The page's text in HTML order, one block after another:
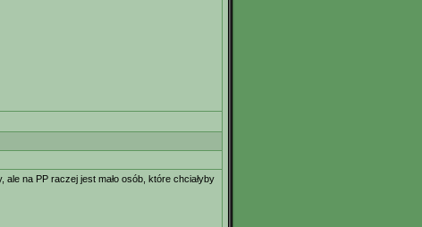
na PP raczej jest mało osób, które chciałyby